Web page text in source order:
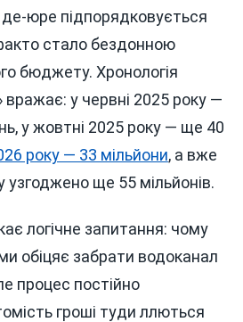
юре підпорядковується
стало бездонною
бюджету. Хронологія
вражає: у червні 2025 року —
у жовтні 2025 року — ще 40
року — 33 мільйони, а вже
узгоджено ще 55 мільйонів.
логічне запитання: чому
обіцяє забрати водоканал
процес постійно
гроші туди ллються